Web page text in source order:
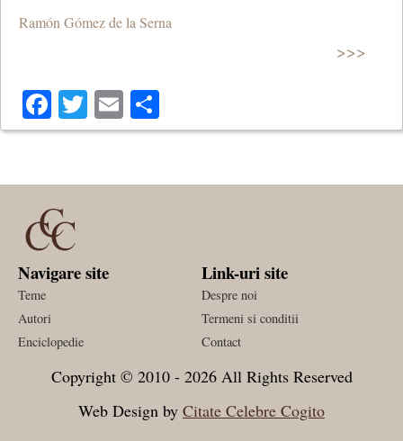
Ramón Gómez de la Serna
>>>
Facebook
Twitter
Email
Navigare site
Teme
Autori
Enciclopedie
Link-uri site
Despre noi
Termeni si conditii
Contact
Copyright © 2010 - 2026 All Rights Reserved
Web Design by Citate Celebre Cogito